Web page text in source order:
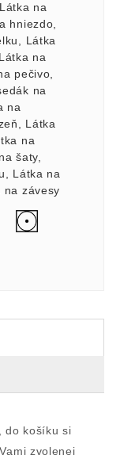
Látka na
hniezdo
Látka
Látka na
pečivo
na
na
Látka
na
šaty,
Látka na
na závesy
do košíku si
zvolenej